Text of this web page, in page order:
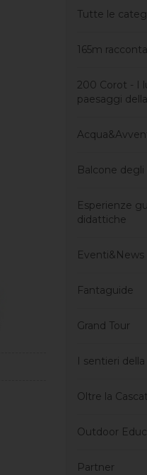
Tutte le
165m
200 Corot - I
paesaggi
Balcone
Esperienze
didattiche
Eventi&News
Fantaguide
Grand Tour
I sentieri della
Oltre la
Outdoor
Partner